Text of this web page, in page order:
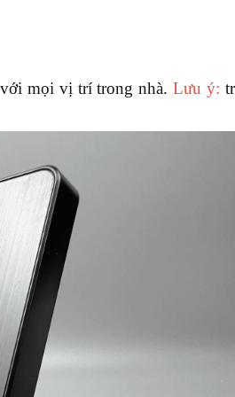
mọi vị trí trong nhà. Lưu ý: